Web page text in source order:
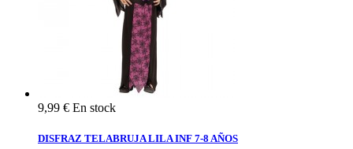
9,99 € En stock
DISFRAZ TELABRUJA LILA INF 7-8 AÑOS